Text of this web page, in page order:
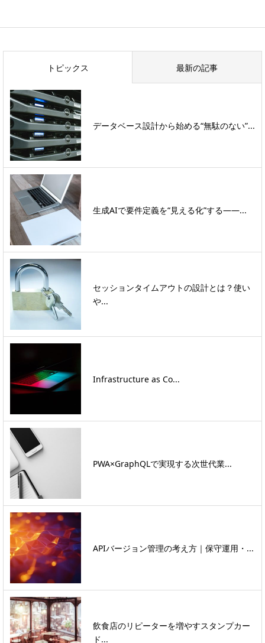
トピックス 最新の記事
データベース設計から始める“無駄のない”...
生成AIで要件定義を“見える化”する――...
セッションタイムアウトの設計とは？使い
や...
Infrastructure as Co...
PWA×GraphQLで実現する次世代業...
APIバージョン管理の考え方｜保守運用・...
飲食店のリピーターを増やすスタンプカー
ド...